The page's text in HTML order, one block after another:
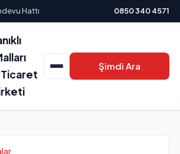
Hattı 0850 340 4571
Ticaret
Şimdi Ara